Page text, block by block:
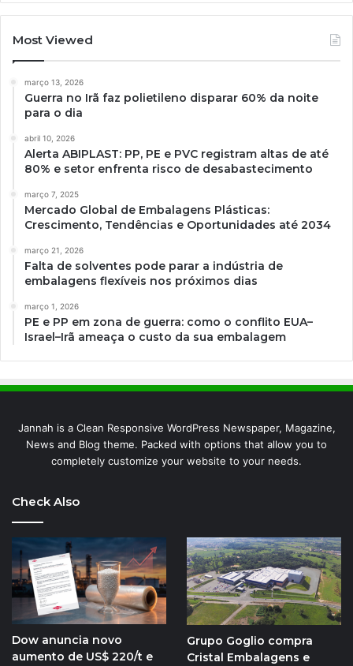
Most Viewed
março 13, 2026
Guerra no Irã faz polietileno disparar 60% da noite
para o dia
abril 10, 2026
Alerta ABIPLAST: PP, PE e PVC registram altas de até
80% e setor enfrenta risco de desabastecimento
março 7, 2025
Mercado Global de Embalagens Plásticas:
Crescimento, Tendências e Oportunidades até 2034
março 21, 2026
Falta de solventes pode parar a indústria de
embalagens flexíveis nos próximos dias
março 1, 2026
PE e PP em zona de guerra: como o conflito EUA–
Israel–Irã ameaça o custo da sua embalagem
Jannah is a Clean Responsive WordPress Newspaper, Magazine,
News and Blog theme. Packed with options that allow you to
completely customize your website to your needs.
Check Also
Dow anuncia novo
aumento de US$ 220/t e
Grupo Goglio compra
Cristal Embalagens e